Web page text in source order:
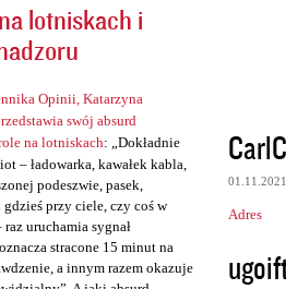
lotniskach i
Opinii, Katarzyna
swój absurd
na lotniskach: „Dokładnie
– ładowarka, kawałek kabla,
podeszwie, pasek,
gdzieś przy ciele, czy coś w
uruchamia sygnał
stracone 15 minut na
a innym razem okazuje
01.11.2021
Adres